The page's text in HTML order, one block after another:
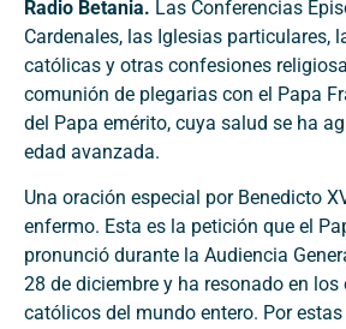
Radio Betania. Las Conferencias
Cardenales, las Iglesias particulares,
católicas y otras confesiones
comunión de plegarias con el Papa
del Papa emérito, cuya salud se ha
edad avanzada.
Una oración especial por Benedicto
enfermo. Esta es la petición que el
pronunció durante la Audiencia
28 de diciembre y ha resonado en los
católicos del mundo entero. Por